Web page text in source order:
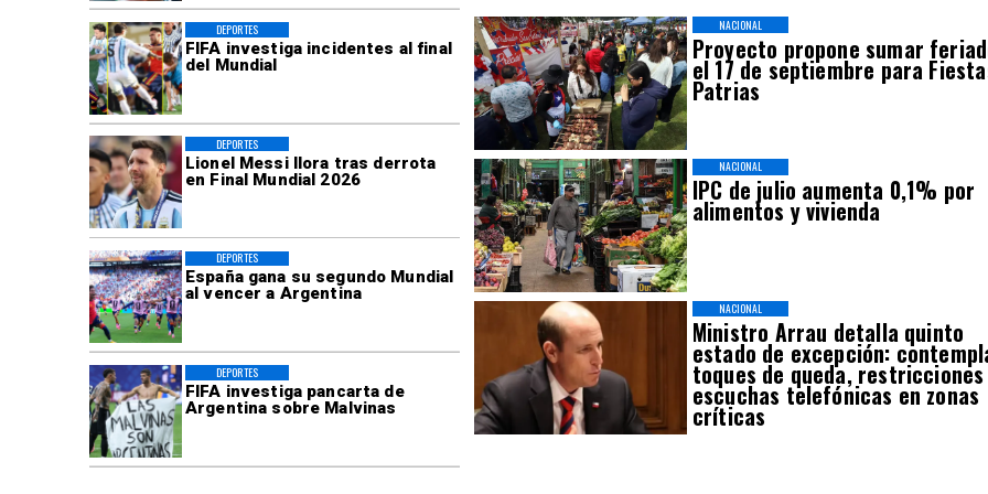
FIFA investiga incidentes al final
del Mundial
DEPORTES
Lionel Messi llora tras derrota
en Final Mundial 2026
DEPORTES
España gana su segundo Mundial
al vencer a Argentina
DEPORTES
FIFA investiga pancarta de
Argentina sobre Malvinas
DEPORTES
Proyecto propone sumar
el 17 de septiembre para
Patrias
NACIONAL
IPC de julio aumenta 0,1% por
alimentos y vivienda
NACIONAL
Ministro Arrau detalla quinto
estado de excepción:
toques de queda,
escuchas telefónicas en zonas
críticas
NACIONAL